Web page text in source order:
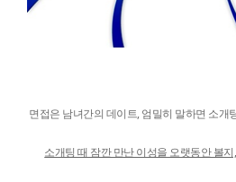
면접은 남녀간의 데이트, 엄밀히 말하면 소개
소개팅 때 잠깐 만난 이성을 오랫동안 볼